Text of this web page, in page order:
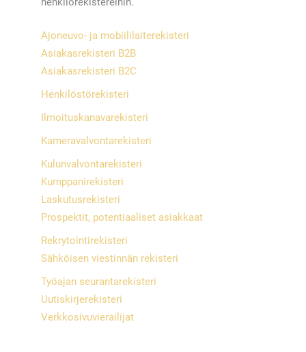
Ajoneuvo- ja mobiililaiterekisteri
Asiakasrekisteri B2B
Asiakasrekisteri B2C
Henkilöstörekisteri
Ilmoituskanavarekisteri
Kameravalvontarekisteri
Kulunvalvontarekisteri
Kumppanirekisteri
Laskutusrekisteri
Prospektit, potentiaaliset asiakkaat
Rekrytointirekisteri
Sähköisen viestinnän rekisteri
Työajan seurantarekisteri
Uutiskirjerekisteri
Verkkosivuvierailijat